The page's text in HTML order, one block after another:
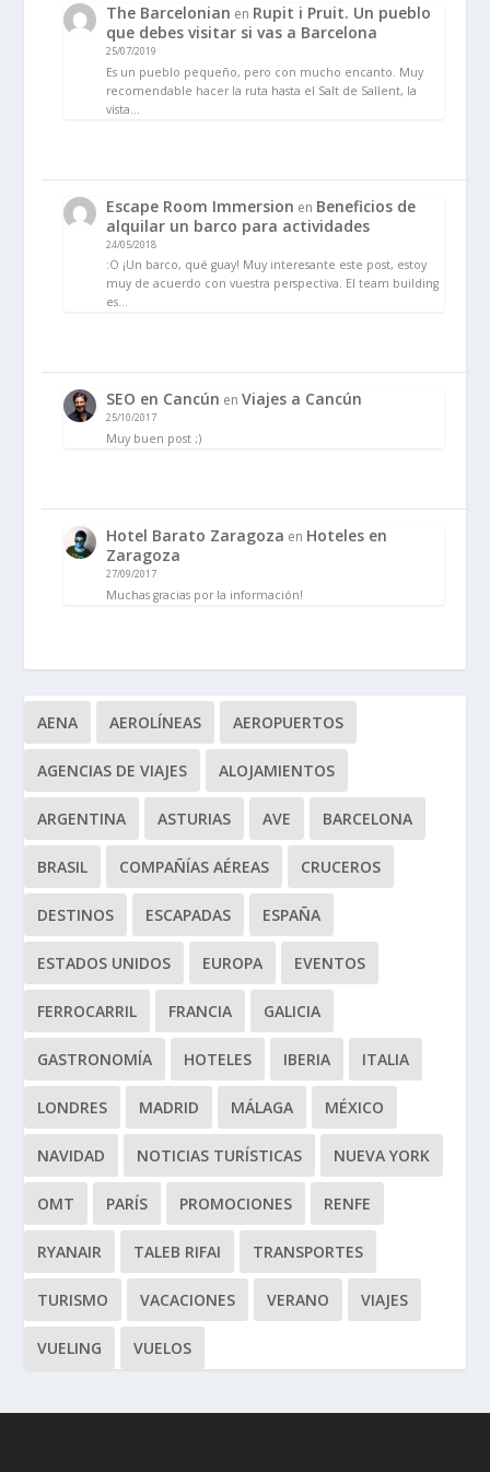
The Barcelonian en Rupit i Pruit. Un pueblo
que debes visitar si vas a Barcelona
25/07/2019
Es un pueblo pequeño, pero con mucho encanto. Muy
recomendable hacer la ruta hasta el Salt de Sallent, la
vista…
Escape Room Immersion en Beneficios de
alquilar un barco para actividades
24/05/2018
:O ¡Un barco, qué guay! Muy interesante este post, estoy
muy de acuerdo con vuestra perspectiva. El team building
es…
SEO en Cancún enViajes a Cancún
25/10/2017
Muy buen post ;)
Hotel Barato Zaragoza en Hoteles en
Zaragoza
27/09/2017
Muchas gracias por la información!
AENA AEROLÍNEAS AEROPUERTOS
AGENCIAS DE VIAJES ALOJAMIENTOS
ARGENTINA ASTURIAS AVE BARCELONA
BRASIL COMPAÑÍAS AÉREAS CRUCEROS
DESTINOS ESCAPADAS ESPAÑA
ESTADOS UNIDOS EUROPA EVENTOS
FERROCARRIL FRANCIA GALICIA
GASTRONOMÍA HOTELES IBERIA ITALIA
LONDRES MADRID MÁLAGA MÉXICO
NAVIDAD NOTICIAS TURÍSTICAS NUEVA YORK
OMT PARÍS PROMOCIONES RENFE
RYANAIR TALEB RIFAI TRANSPORTES
TURISMO VACACIONES VERANO VIAJES
VUELING VUELOS